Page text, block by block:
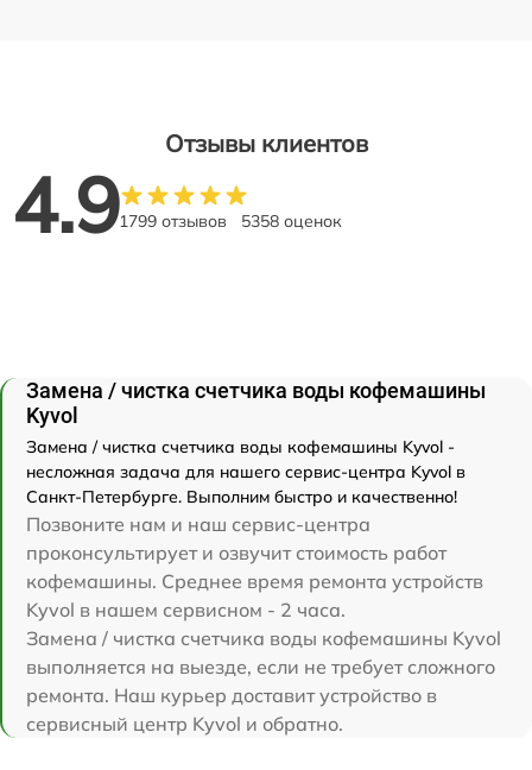
Отзывы клиентов
4.91799 отзывов 5358 оценок
Замена / чистка счетчика воды кофемашины
Kyvol
Замена / чистка счетчика воды кофемашины Kyvol -
несложная задача для нашего сервис-центра Kyvol в
Санкт-Петербурге. Выполним быстро и качественно!
Позвоните нам и наш сервис-центра
проконсультирует и озвучит стоимость работ
кофемашины. Среднее время ремонта устройств
Kyvol в нашем сервисном - 2 часа.
Замена / чистка счетчика воды кофемашины Kyvol
выполняется на выезде, если не требует сложного
ремонта. Наш курьер доставит устройство в
сервисный центр Kyvol и обратно.